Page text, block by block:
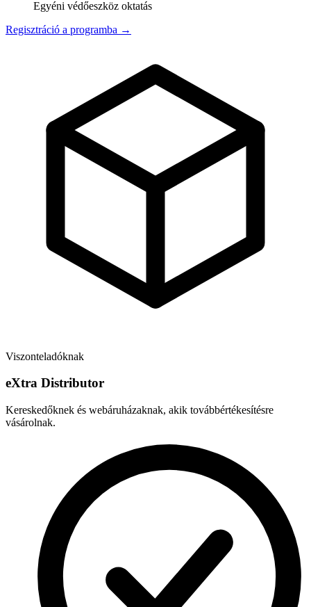
Egyéni védőeszköz oktatás
Regisztráció a programba →
Viszonteladóknak
eXtra Distributor
Kereskedőknek és webáruházaknak, akik továbbértékesítésre
vásárolnak.